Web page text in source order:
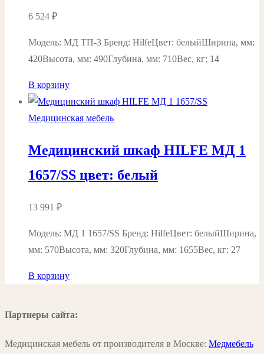
6 524 ₽
Модель: МД ТП-3 Бренд: HilfeЦвет: белыйШирина, мм:
420Высота, мм: 490Глубина, мм: 710Вес, кг: 14
В корзину
Медицинская мебель
Медицинский шкаф HILFE МД 1
1657/SS цвет: белый
13 991 ₽
Модель: МД 1 1657/SS Бренд: HilfeЦвет: белыйШирина,
мм: 570Высота, мм: 320Глубина, мм: 1655Вес, кг: 27
В корзину
Партнеры сайта:
Медицинская мебель от производителя в Москве: Медмебель